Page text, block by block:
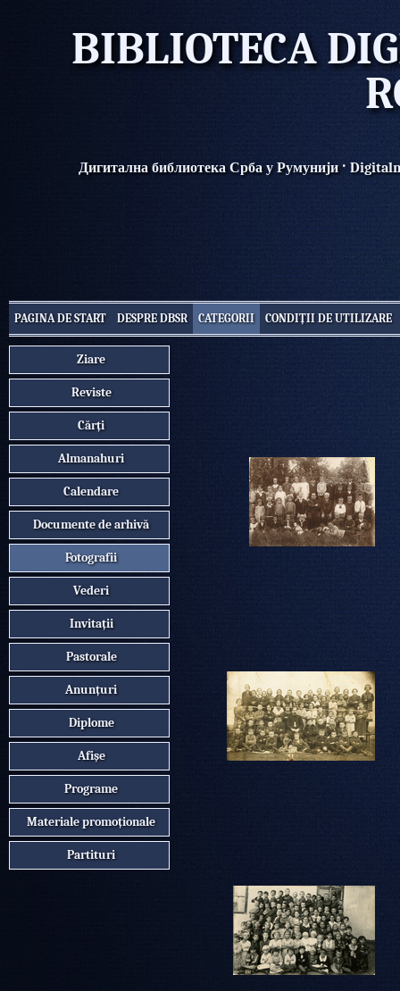
BIBLIOTECA
Дигитална библиотека Срба у Румунији·
PAGINA DE START DESPRE DBSR CATEGORII CONDIȚII DE UTILIZARE
Ziare
Reviste
Cărți
Almanahuri
Calendare
Documente de arhivă
Fotografii
Vederi
Invitații
Pastorale
Anunțuri
Diplome
Afișe
Programe
Materiale promoționale
Partituri